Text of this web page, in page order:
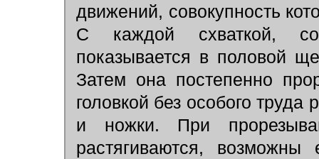
движений, совокупность
С каждой схваткой,
показывается в половой
Затем она постепенно
головкой без особого
и ножки. При
растягиваются,